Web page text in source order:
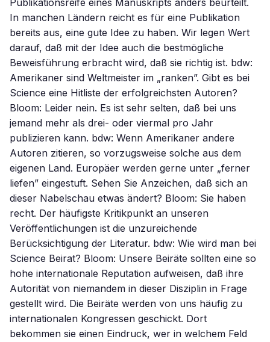
Publikationsreife eines Manuskripts anders beurteilt.
In manchen Ländern reicht es für eine Publikation
bereits aus, eine gute Idee zu haben. Wir legen Wert
darauf, daß mit der Idee auch die bestmögliche
Beweisführung erbracht wird, daß sie richtig ist. bdw:
Amerikaner sind Weltmeister im „ranken”. Gibt es bei
Science eine Hitliste der erfolgreichsten Autoren?
Bloom: Leider nein. Es ist sehr selten, daß bei uns
jemand mehr als drei- oder viermal pro Jahr
publizieren kann. bdw: Wenn Amerikaner andere
Autoren zitieren, so vorzugsweise solche aus dem
eigenen Land. Europäer werden gerne unter „ferner
liefen” eingestuft. Sehen Sie Anzeichen, daß sich an
dieser Nabelschau etwas ändert? Bloom: Sie haben
recht. Der häufigste Kritikpunkt an unseren
Veröffentlichungen ist die unzureichende
Berücksichtigung der Literatur. bdw: Wie wird man bei
Science Beirat? Bloom: Unsere Beiräte sollten eine so
hohe internationale Reputation aufweisen, daß ihre
Autorität von niemandem in dieser Disziplin in Frage
gestellt wird. Die Beiräte werden von uns häufig zu
internationalen Kongressen geschickt. Dort
bekommen sie einen Eindruck, wer in welchem Feld